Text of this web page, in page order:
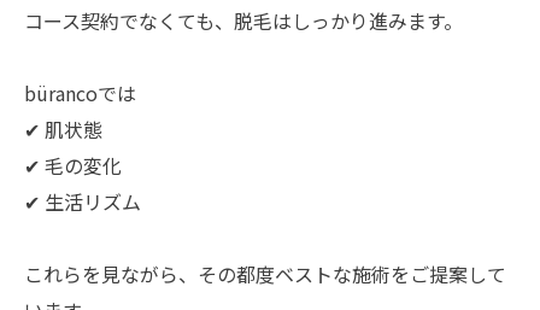
コース契約でなくても、脱毛はしっかり進みます。
bürancoでは
✔ 肌状態
✔ 毛の変化
✔ 生活リズム
これらを見ながら、その都度ベストな施術をご提案して